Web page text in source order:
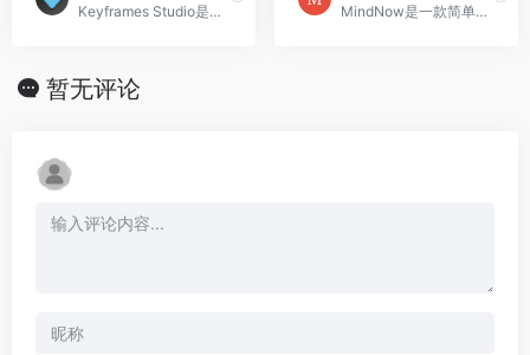
Keyframes Studio是一款在线视频编辑器，助您轻松创建适用于各大社交媒体的精美视频。 MindNow是一款简单易用的思维导图软件，助你高效头脑风暴、整理思维、记录学习和会议。
暂无评论